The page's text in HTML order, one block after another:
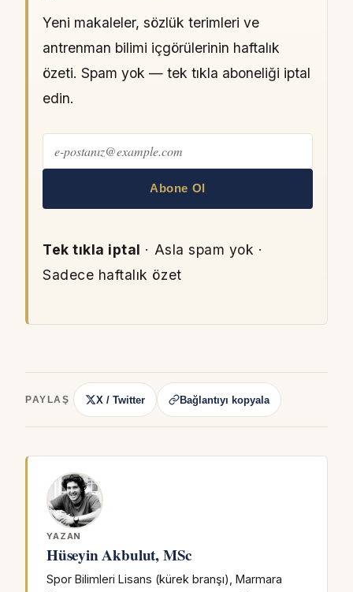
Yeni makaleler, sözlük terimleri ve
antrenman bilimi içgörülerinin haftalık
özeti. Spam yok — tek tıkla aboneliği iptal
edin.
Abone Ol
Tek tıkla iptal · Asla spam yok ·
Sadece haftalık özet
PAYLAŞ X / Twitter Bağlantıyı kopyala
YAZAN
Hüseyin Akbulut, MSc
Spor Bilimleri Lisans (kürek branşı), Marmara